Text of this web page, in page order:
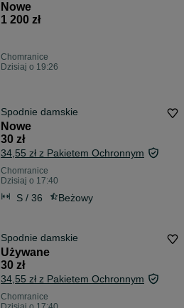
Nowe
1 200 zł
Chomranice
Dzisiaj o 19:26
Spodnie damskie
Nowe
30 zł
34,55 zł z Pakietem Ochronnym
Chomranice
Dzisiaj o 17:40
S / 36 Beżowy
Spodnie damskie
Używane
30 zł
34,55 zł z Pakietem Ochronnym
Chomranice